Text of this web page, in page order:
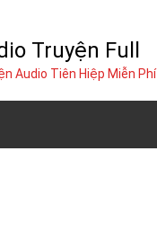
Truyện Full
Audio Tiên Hiệp Miễn Phí